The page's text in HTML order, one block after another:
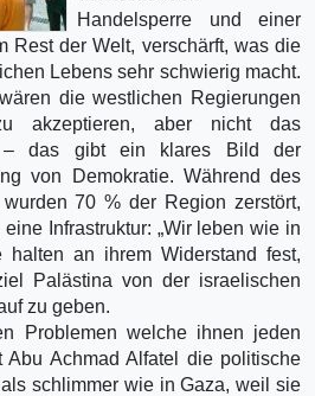
Handelsperre und einer
Rest der Welt, verschärft, was die
Lebens sehr schwierig macht.
die westlichen Regierungen
akzeptieren, aber nicht das
– das gibt ein klares Bild der
von Demokratie. Während des
70 % der Region zerstört,
Infrastruktur: „Wir leben wie in
halten an ihrem Widerstand fest,
Palästina von der israelischen
zu geben.
Problemen welche ihnen jeden
Abu Achmad Alfatel die politische
schlimmer wie in Gaza, weil sie